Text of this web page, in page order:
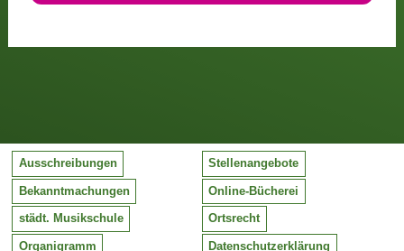
Ausschreibungen Stellenangebote
Bekanntmachungen Online-Bücherei
städt. Musikschule Ortsrecht
Organigramm Datenschutzerklärung